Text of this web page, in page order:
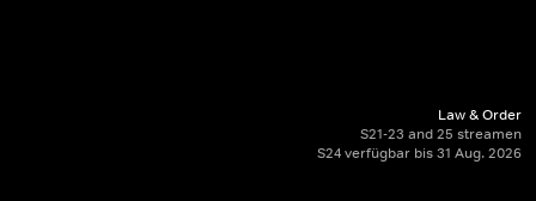
Law & Order
S21-23 and 25 streamen
S24 verfügbar bis 31 Aug. 2026